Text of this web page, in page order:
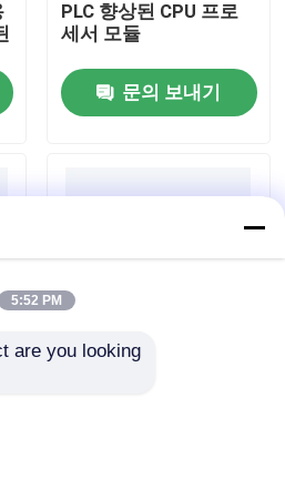
PLC 향상된 CPU 프로
세서 모듈
문의 보내기
5:52 PM
are you looking